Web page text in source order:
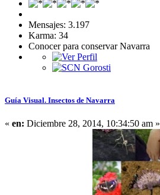
Mensajes: 3.197
Karma: 34
Conocer para conservar Navarra
Guía Visual. Insectos de Navarra
« en: Diciembre 28, 2014, 10:34:50 am »